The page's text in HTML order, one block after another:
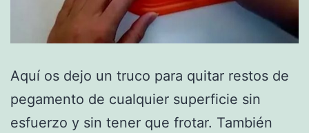
Aquí os dejo un truco para quitar restos de
pegamento de cualquier superficie sin
esfuerzo y sin tener que frotar. También